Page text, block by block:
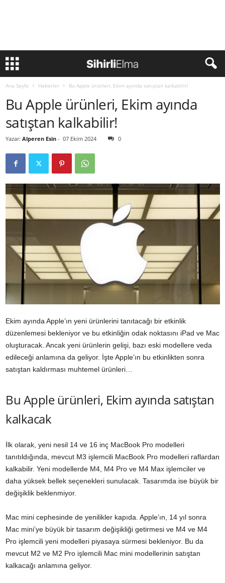
Ana Sayfa Haberler Bu Apple ürünleri, Ekim ayında satıştan kalkabilir!
Bu Apple ürünleri, Ekim ayında
satıştan kalkabilir!
Yazar: Alperen Esin - 07 Ekim 2024 0
Ekim ayında Apple’ın yeni ürünlerini tanıtacağı bir etkinlik
düzenlemesi bekleniyor ve bu etkinliğin odak noktasını iPad ve Mac
oluşturacak. Ancak yeni ürünlerin gelişi, bazı eski modellere veda
edileceği anlamına da geliyor. İşte Apple’ın bu etkinlikten sonra
satıştan kaldırması muhtemel ürünleri…
Bu Apple ürünleri, Ekim ayında satıştan
kalkacak
İlk olarak, yeni nesil 14 ve 16 inç MacBook Pro modelleri
tanıtıldığında, mevcut M3 işlemcili MacBook Pro modelleri raflardan
kalkabilir. Yeni modellerde M4, M4 Pro ve M4 Max işlemciler ve
daha yüksek bellek seçenekleri sunulacak. Tasarımda ise büyük bir
değişiklik beklenmiyor.
Mac mini cephesinde de yenilikler kapıda. Apple’ın, 14 yıl sonra
Mac mini’ye büyük bir tasarım değişikliği getirmesi ve M4 ve M4
Pro işlemcili yeni modelleri piyasaya sürmesi bekleniyor. Bu da
mevcut M2 ve M2 Pro işlemcili Mac mini modellerinin satıştan
kalkacağı anlamına geliyor.